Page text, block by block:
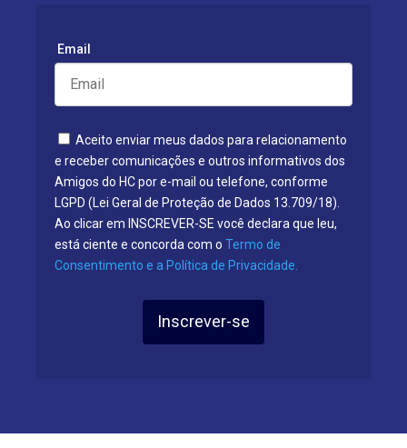
Email
Aceito enviar meus dados para relacionamento
e receber comunicações e outros informativos dos
Amigos do HC por e-mail ou telefone, conforme
LGPD (Lei Geral de Proteção de Dados 13.709/18).
Ao clicar em INSCREVER-SE você declara que leu,
está ciente e concorda com o Termo de
Consentimento e a Política de Privacidade.
Inscrever-se